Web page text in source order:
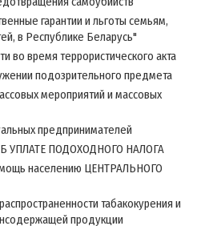
гарантии и льготы семьям,
в Республике Беларусь"
во время террористического акта
подозрительного предмета
мероприятий и массовых
предпринимателей
УПЛАТЕ ПОДОХОДНОГО НАЛОГА
населению ЦЕНТРАЛЬНОГО
табакокурения и
продукции